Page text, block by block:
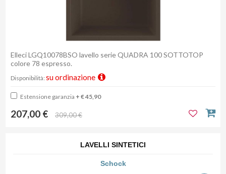
Elleci LGQ10078BSO lavello serie QUADRA 100 SOTTOTOP
colore 78 espresso.
Disponibilità: su ordinazione
Estensione garanzia + € 45,90
207,00 € 309,00 €
LAVELLI SINTETICI
Schock